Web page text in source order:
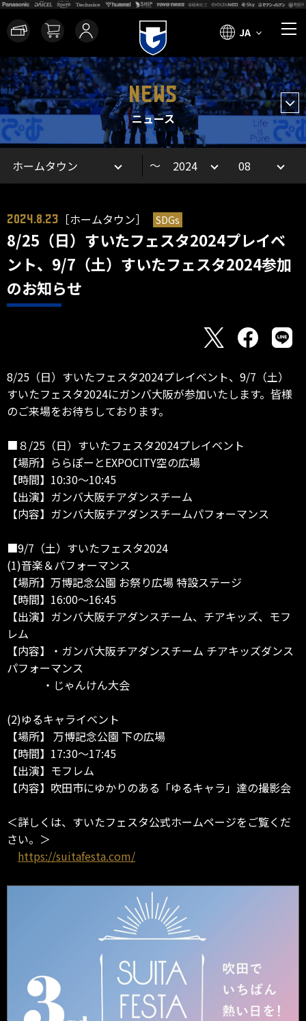
JA
NEWS
ニュース
～
2024.8.23 ［ホームタウン］ SDGs
8/25（日）すいたフェスタ2024プレイベ
ント、9/7（土）すいたフェスタ2024参加
のお知らせ
8/25（日）すいたフェスタ2024プレイベント、9/7（土）
すいたフェスタ2024にガンバ大阪が参加いたします。皆様
のご来場をお待ちしております。
■８/25（日）すいたフェスタ2024プレイベント
【場所】ららぽーとEXPOCITY空の広場
【時間】10:30～10:45
【出演】ガンバ大阪チアダンスチーム
【内容】ガンバ大阪チアダンスチームパフォーマンス
■9/7（土）すいたフェスタ2024
(1)音楽＆パフォーマンス
【場所】万博記念公園 お祭り広場 特設ステージ
【時間】16:00～16:45
【出演】ガンバ大阪チアダンスチーム、チアキッズ、モフ
レム
【内容】・ガンバ大阪チアダンスチーム チアキッズダンス
パフォーマンス
・じゃんけん大会
(2)ゆるキャライベント
【場所】 万博記念公園 下の広場
【時間】17:30～17:45
【出演】モフレム
【内容】吹田市にゆかりのある「ゆるキャラ」達の撮影会
＜詳しくは、すいたフェスタ公式ホームページをご覧くだ
さい。＞
https://suitafesta.com/